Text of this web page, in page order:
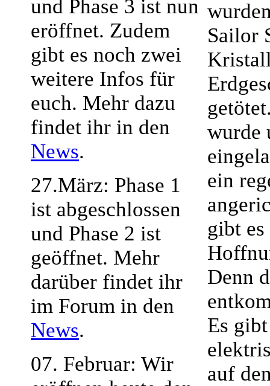
und Phase 3 ist nun
eröffnet. Zudem
gibt es noch zwei
weitere Infos für
euch. Mehr dazu
findet ihr in den
News.
27.März: Phase 1
ist abgeschlossen
und Phase 2 ist
geöffnet. Mehr
darüber findet ihr
im Forum in den
News.
07. Februar: Wir
Sailor
wurde
ein
gibt
Denn
Es
auf